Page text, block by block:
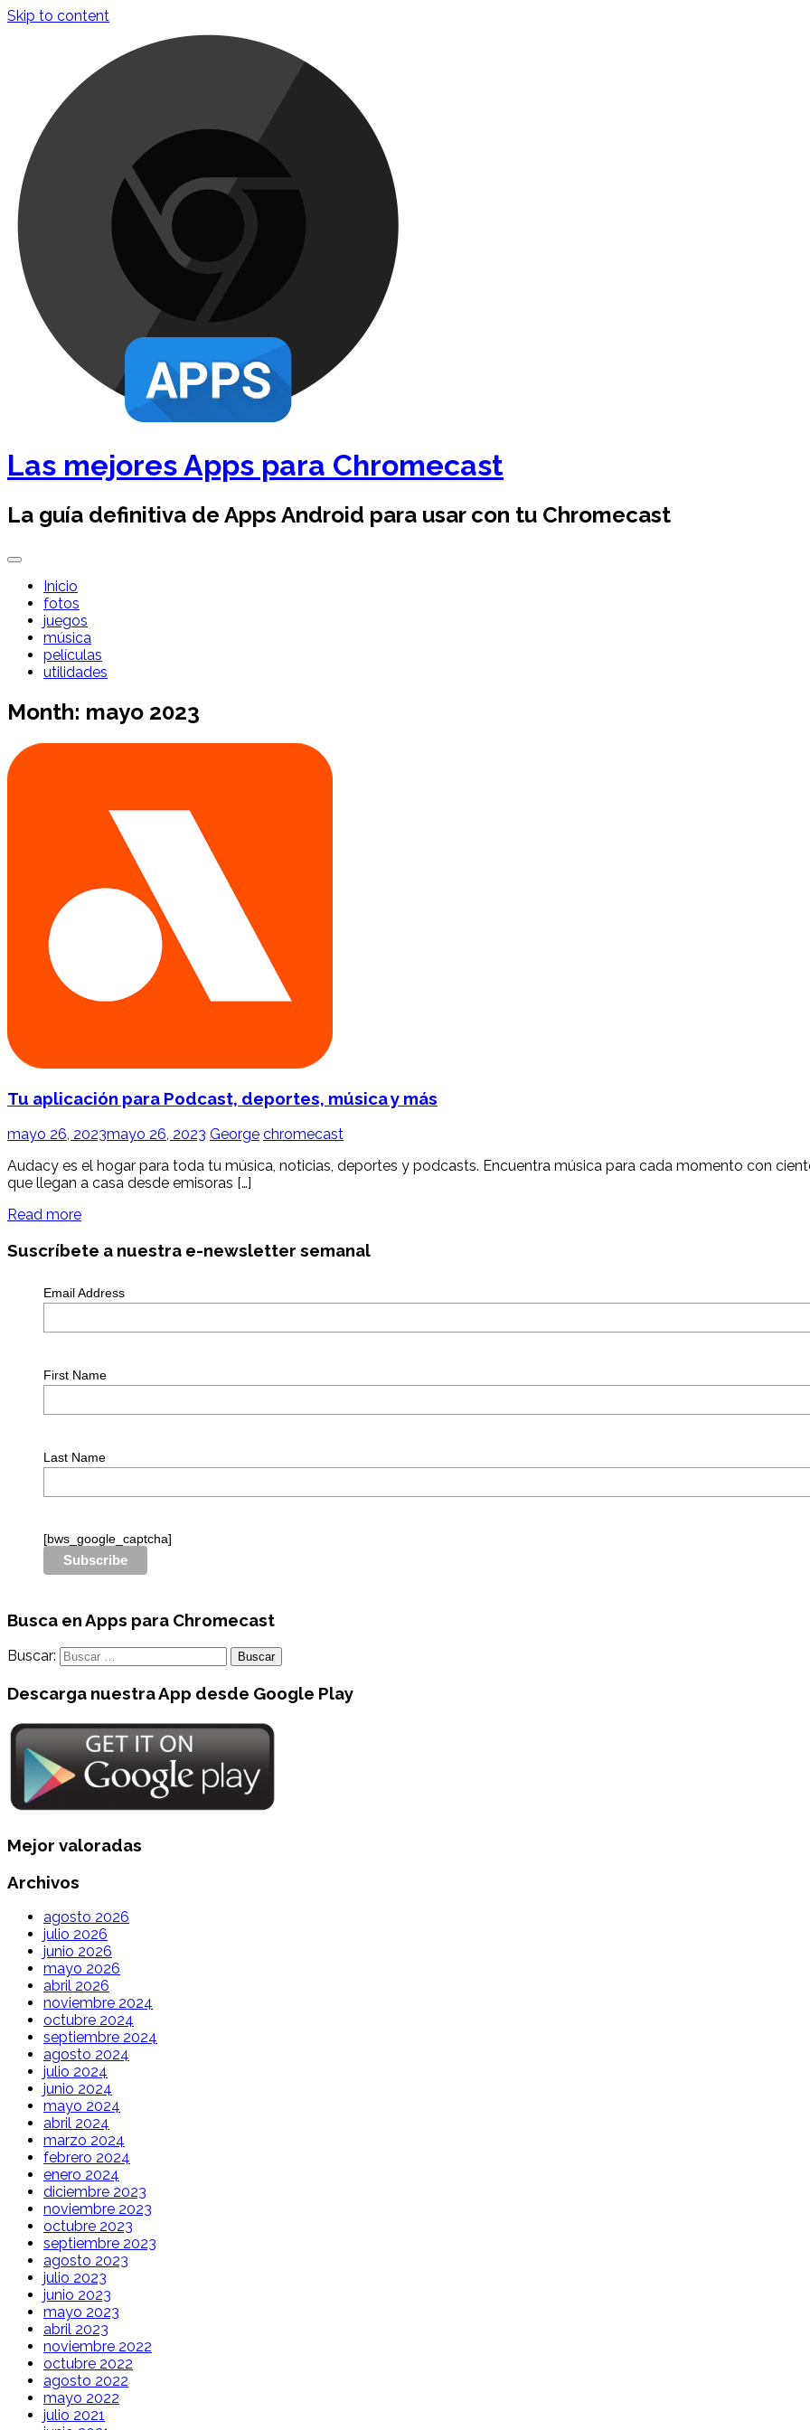
Skip to content
Las mejores Apps para Chromecast
La guía definitiva de Apps Android para usar con tu Chromecast
Inicio
fotos
juegos
música
películas
utilidades
Month: mayo 2023
Tu aplicación para Podcast, deportes, música y más
mayo 26, 2023mayo 26, 2023 George chromecast
Audacy es el hogar para toda tu música, noticias, deportes y podcasts. Encuentra música para cada momento con
que llegan a casa desde emisoras […]
Read more
Suscríbete a nuestra e-newsletter semanal
Email Address
First Name
Last Name
[bws_google_captcha]
Busca en Apps para Chromecast
Buscar:
Descarga nuestra App desde Google Play
Mejor valoradas
Archivos
agosto 2026
julio 2026
junio 2026
mayo 2026
abril 2026
noviembre 2024
octubre 2024
septiembre 2024
agosto 2024
julio 2024
junio 2024
mayo 2024
abril 2024
marzo 2024
febrero 2024
enero 2024
diciembre 2023
noviembre 2023
octubre 2023
septiembre 2023
agosto 2023
julio 2023
junio 2023
mayo 2023
abril 2023
noviembre 2022
octubre 2022
agosto 2022
mayo 2022
julio 2021